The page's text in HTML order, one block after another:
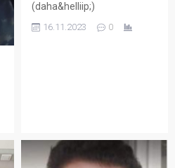
(daha&helliip;)
16.11.2023 0